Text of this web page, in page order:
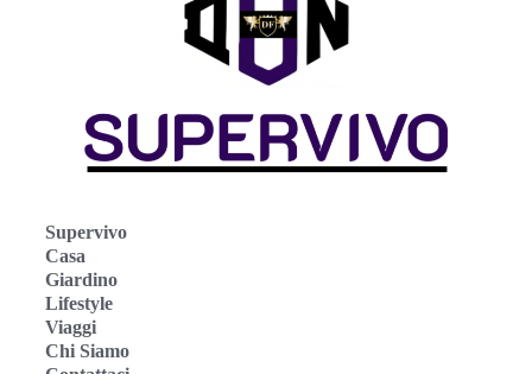
Supervivo
Casa
Giardino
Lifestyle
Viaggi
Chi Siamo